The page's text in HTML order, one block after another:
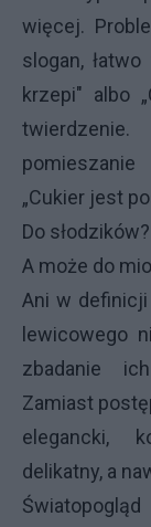
więcej.
slogan,
krzepi" albo
„Cukier jest
Do słodzików?
A może do
Ani w
lewicowego
zbadanie
Zamiast
elegancki,
delikatny, a